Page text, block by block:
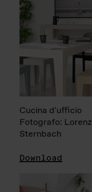
Cucina d'ufficio
Fotografo: Lorenz
Sternbach
Download